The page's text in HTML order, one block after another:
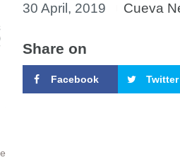
30 April, 2019 Cueva
Share on
Facebook Twitter